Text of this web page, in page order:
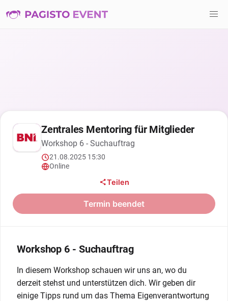
Zentrales Mentoring für Mitglieder
Workshop 6 - Suchauftrag
21.08.2025 15:30
Online
Teilen
Termin beendet
Workshop 6 - Suchauftrag
In diesem Workshop schauen wir uns an, wo du
derzeit stehst und unterstützen dich. Wir geben dir
einige Tipps rund um das Thema Eigenverantwortung